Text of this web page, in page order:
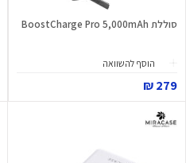
סוללת BoostCharge Pro 5,000mAh
הוסף להשוואה
279 ₪